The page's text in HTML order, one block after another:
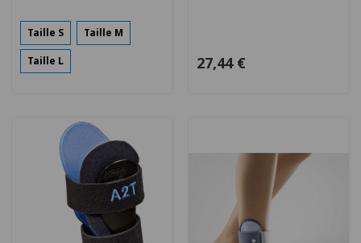
Taille S Taille M
Taille L 27,44 €